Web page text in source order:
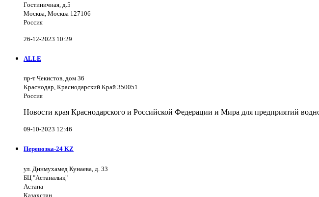
Гостиничная, д.5
Москва, Москва 127106
Россия
26-12-2023 10:29
ALLE
пр-т Чекистов, дом 36
Краснодар, Краснодарский Край 350051
Россия
Новости края Краснодарского и Российской Федерации и Мира для предприятий
09-10-2023 12:46
Перевозка-24 KZ
ул. Динмухамед Кунаева, д. 33
БЦ "Астаналық"
Астана
Казахстан